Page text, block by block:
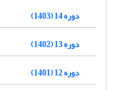
دوره 14 (1403)
دوره 13 (1402)
دوره 12 (1401)